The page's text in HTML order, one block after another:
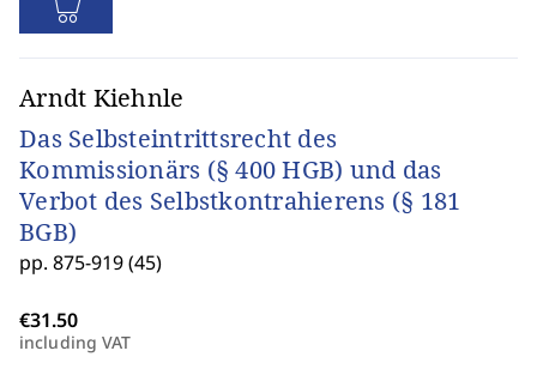
Arndt Kiehnle
Das Selbsteintrittsrecht des
Kommissionärs (§ 400 HGB) und das
Verbot des Selbstkontrahierens (§ 181
BGB)
pp. 875-919 (45)
including VAT